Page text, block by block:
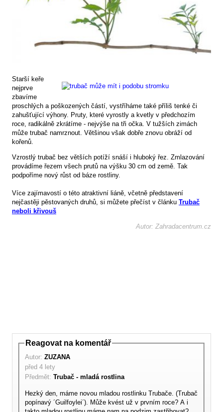
Starší keře
nejprve
zbavíme
proschlých a poškozených částí, vystříháme také příliš tenké či
zahušťující výhony. Pruty, které vyrostly a kvetly v předchozím
roce, radikálně zkrátíme - nejvýše na tři očka. V tužších zimách
může trubač namrznout. Většinou však dobře znovu obráží od
kořenů.
Vzrostlý trubač bez větších potíží snáší i hluboký řez. Zmlazování
provádíme řezem všech prutů na výšku 30 cm od země. Tak
podpoříme nový růst od báze rostliny.
Více zajímavostí o této atraktivní liáně, včetně představení
nejčastěji pěstovaných druhů, si můžete přečíst v článku Trubač
neboli křivouš
Autor: Zahradacentrum.cz
Reagovat na komentář
Autor: ZUZANA
před 4 lety
Předmět: Trubač - mladá rostlina
Hezký den, máme novou mladou rostlinku Trubače. (Trubač
popínavý ´Guilfoylei´). Může kvést už v prvním roce? A i